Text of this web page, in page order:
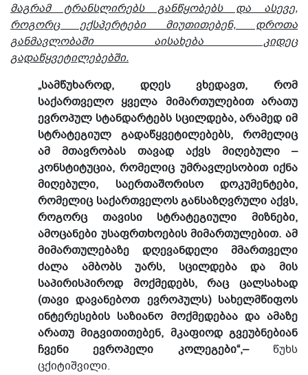
მაგრამ ტრანსლირებს განწყობებს და ასევე,
როგორც ექსპერტები მიუთითებენ, დროთა
განმავლობაში აისახება კიდეც
გადაწყვეტილებებში.
„სამწუხაროდ, დღეს ვხედავთ, რომ
საქართველო ყველა მიმართულებით არათუ
ევროპულ სტანდარტებს სცილდება, არამედ იმ
სტრატეგიულ გადაწყვეტილებებს, რომელიც
ამ მთავრობას თავად აქვს მიღებული –
კონსტიტუცია, რომელიც უმრავლესობით იქნა
მიღებული, საერთაშორისო დოკუმენტები,
რომელიც საქართველოს განსაზღვრული აქვს,
როგორც თავისი სტრატეგიული მიზნები,
ამოცანები უსაფრთხოების მიმართულებით. ამ
მიმართულებაზე დღევანდელი მმართველი
ძალა ამბობს უარს, სცილდება და მის
საპირისპიროდ მოქმედებს, რაც ცალსახად
(თავი დავანებოთ ევროპულს) სახელმწიფოს
ინტერესების საზიანო მოქმედებაა და ამაზე
არათუ მიგვითითებენ, მკაფიოდ გვეუბნებიან
ჩვენი ევროპელი კოლეგები“,–წუხს
ცქიტიშვილი.